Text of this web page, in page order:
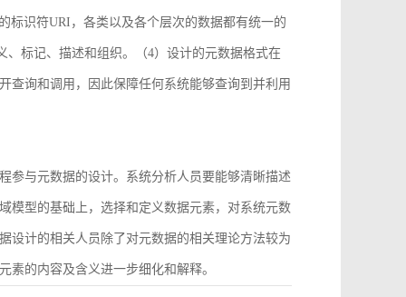
标识符URI，各类以及各个层次的数据都有统一的
标记、描述和组织。（4）设计的元数据格式在
查询和调用，因此保障任何系统能够查询到并利用
参与元数据的设计。系统分析人员要能够清晰描述
模型的基础上，选择和定义数据元素，对系统元数
设计的相关人员除了对元数据的相关理论方法较为
素的内容及含义进一步细化和解释。